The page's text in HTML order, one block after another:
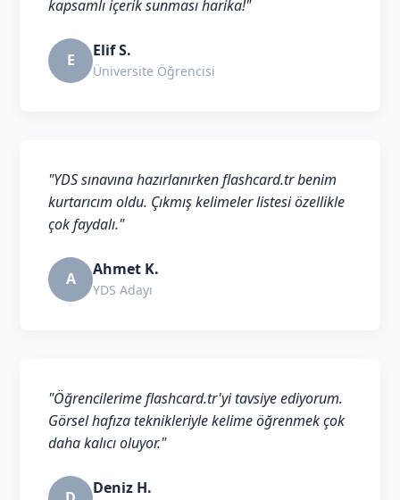
kapsamlı içerik sunması harika!"
E Elif S.
Üniversite Öğrencisi
"YDS sınavına hazırlanırken flashcard.tr benim
kurtarıcım oldu. Çıkmış kelimeler listesi özellikle
çok faydalı."
A Ahmet K.
YDS Adayı
"Öğrencilerime flashcard.tr'yi tavsiye ediyorum.
Görsel hafıza teknikleriyle kelime öğrenmek çok
daha kalıcı oluyor."
Deniz H.